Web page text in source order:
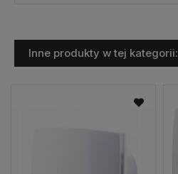
Inne produkty w tej kategorii: